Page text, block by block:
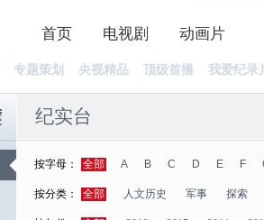
首页 电视剧 动画片
专题策划 央视精品 顶级首播 我爱纪录
纪实台
按字母： 全部 A B C D E F
按分类： 全部 人文历史 军事 探索